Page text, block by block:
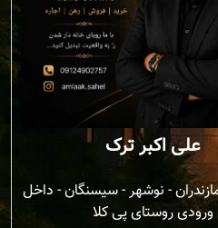
علی اکبر ترک
- نوشهر - سیسنگان - داخل
ورودی روستای پی کلا